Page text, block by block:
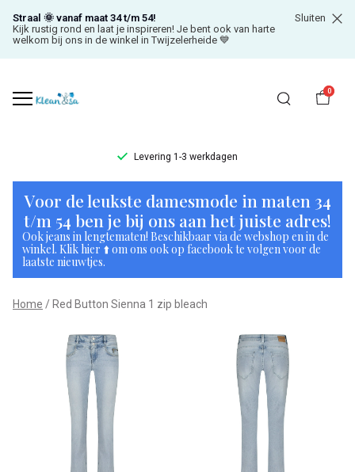
Straal 🌞 vanaf maat 34 t/m 54!
Kijk rustig rond en laat je inspireren! Je bent ook van harte
welkom bij ons in de winkel in Twijzelerheide 💙
Sluiten
0
Levering 1-3 werkdagen
Red
Button
Sienna
zip
bleach
Klean
Voor de leukste damesmode in maten 34
t/m 54 ben je bij ons aan het juiste adres!
Ook jeans in lengtematen! Beschikbaar via de webshop en in de
winkel. Klik hier ⬆️ om ons ook op facebook te volgen voor de
laatste nieuwtjes.
Home Red Button Sienna 1 zip bleach